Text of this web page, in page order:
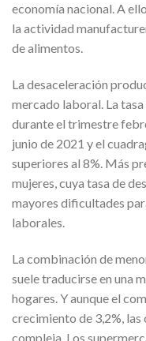
economía nacional. A
la actividad
de alimentos.
La desaceleración
mercado laboral. La
durante el trimestre
junio de 2021 y el
superiores al 8%. Más
mujeres, cuya tasa de
mayores dificultades
laborales.
La combinación de
suele traducirse en una
hogares. Y aunque el
crecimiento de 3,2%, las
compleja. Los